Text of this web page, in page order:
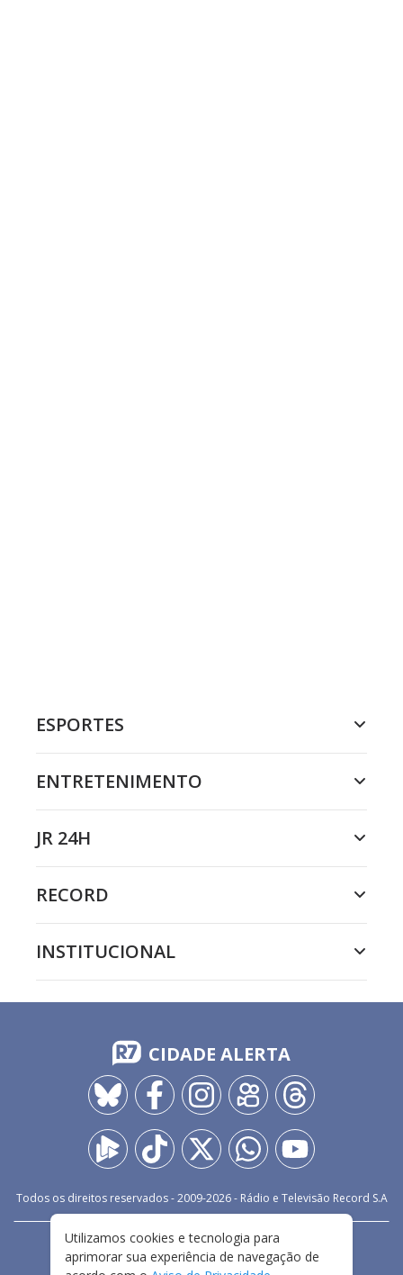
ESPORTES
ENTRETENIMENTO
JR 24H
RECORD
INSTITUCIONAL
CIDADE ALERTA
Todos os direitos reservados - 2009-2026- Rádio e Televisão Record S.A
FALE CONOSCO
PRIVACIDADE
TERMOS E CONDIÇÕES DE USO
Utilizamos cookies e tecnologia para
aprimorar sua experiência de navegação de